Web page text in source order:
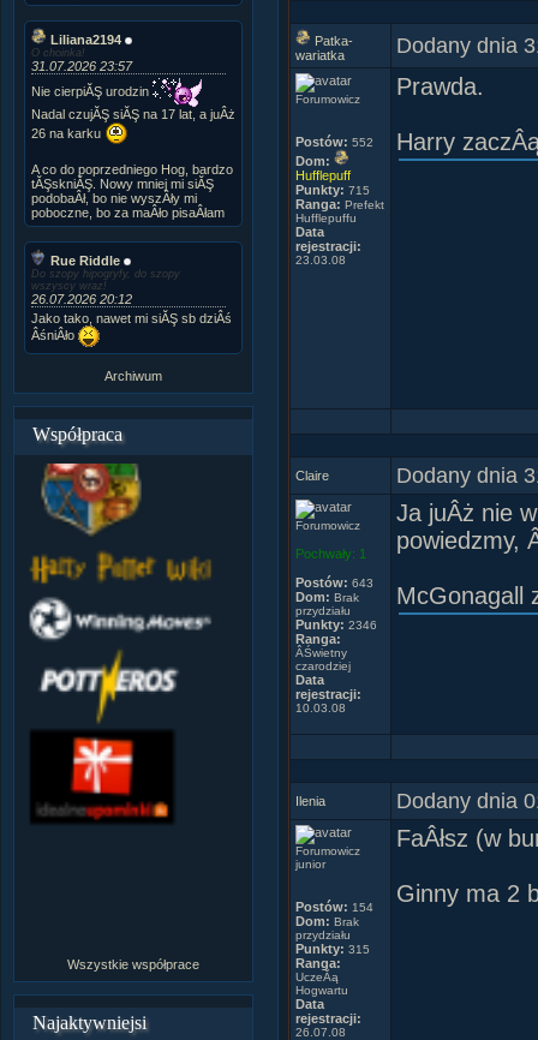
Liliana2194
O choinka!
31.07.2026 23:57
Nie cierpiĂŞ urodzin
Nadal czujĂŞ siĂŞ na 17 lat, a juÂż
26 na karku
A co do poprzedniego Hog, bardzo
tĂŞskniĂŞ. Nowy mniej mi siĂŞ
podobaÂł, bo nie wyszÂły mi
poboczne, bo za maÂło pisaÂłam
Rue Riddle
Do szopy hipogryfy, do szopy
wszyscy wraz!
26.07.2026 20:12
Jako tako, nawet mi siĂŞ sb dziÂś
ÂśniÂło
Archiwum
Współpraca
Wszystkie współprace
Najaktywniejsi
Patka-
wariatka
Dodany dnia
Forumowicz
Postów: 552
Dom:
Hufflepuff
Punkty: 715
Ranga: Prefekt
Hufflepuffu
Data
rejestracji:
23.03.08
Prawda.
Harry
Claire Dodany dnia
Forumowicz
Pochwały: 1
Postów: 643
Dom: Brak
przydziału
Punkty: 2346
Ranga:
ÂŚwietny
czarodziej
Data
rejestracji:
10.03.08
Ja juÂż nie
powiedzmy,
McGonagall
Ilenia Dodany dnia
Forumowicz
junior
Postów: 154
Dom: Brak
przydziału
Punkty: 315
Ranga:
UczeĂą
Hogwartu
Data
rejestracji:
26.07.08
FaÂłsz (w
Ginny ma 2